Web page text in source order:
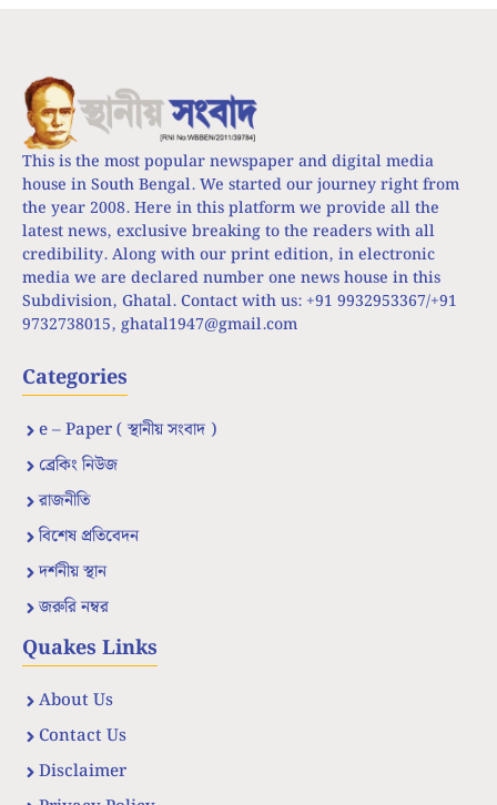
This is the most popular newspaper and digital media
house in South Bengal. We started our journey right from
the year 2008. Here in this platform we provide all the
latest news, exclusive breaking to the readers with all
credibility. Along with our print edition, in electronic
media we are declared number one news house in this
Subdivision, Ghatal. Contact with us: +91 9932953367/+91
9732738015, ghatal1947@gmail.com
Categories
e – Paper ( স্থানীয় সংবাদ )
ব্রেকিং নিউজ
রাজনীতি
বিশেষ প্রতিবেদন
দর্শনীয় স্থান
জরুরি নম্বর
Quakes Links
About Us
Contact Us
Disclaimer